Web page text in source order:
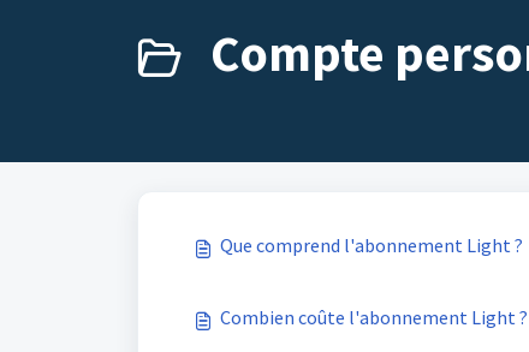
Compte
Que comprend l'abonnement Light ?
Combien coûte l'abonnement Light ?